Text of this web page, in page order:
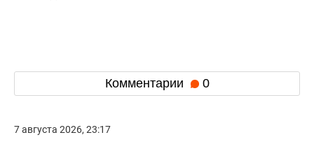
Комментарии 0
7 августа 2026, 23:17